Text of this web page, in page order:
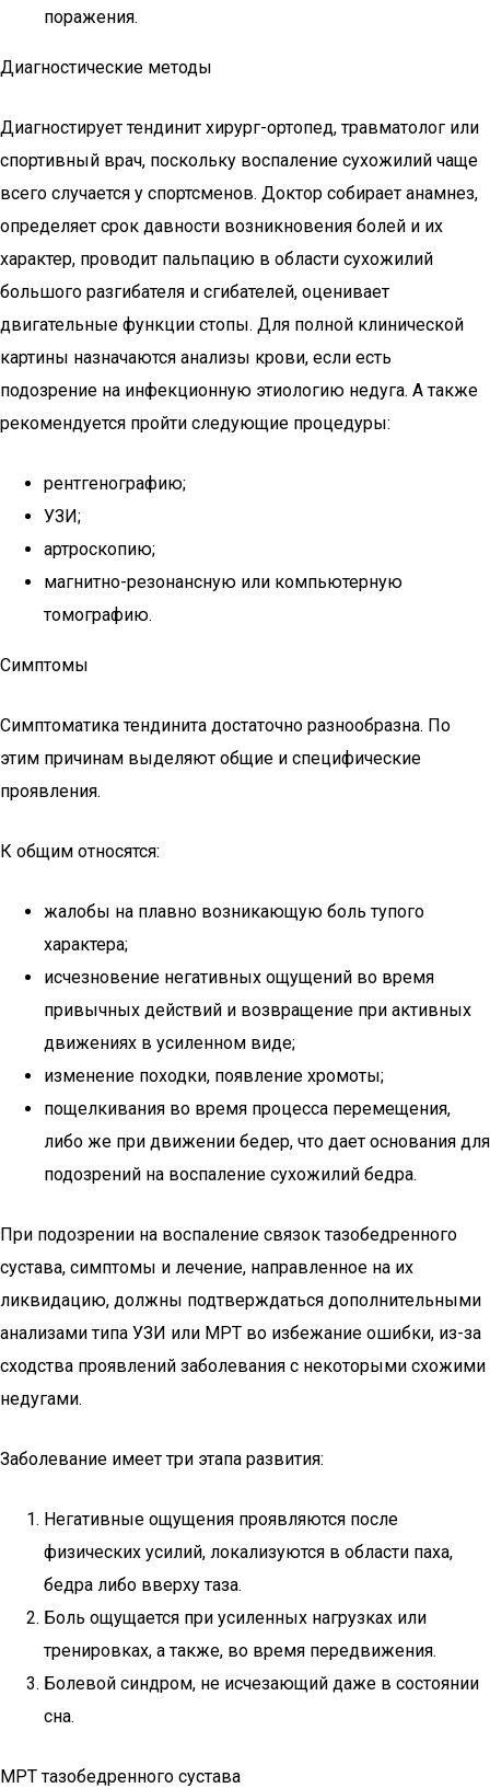
поражения.
Диагностические методы
Диагностирует тендинит хирург-ортопед, травматолог или
спортивный врач, поскольку воспаление сухожилий чаще
всего случается у спортсменов. Доктор собирает анамнез,
определяет срок давности возникновения болей и их
характер, проводит пальпацию в области сухожилий
большого разгибателя и сгибателей, оценивает
двигательные функции стопы. Для полной клинической
картины назначаются анализы крови, если есть
подозрение на инфекционную этиологию недуга. А также
рекомендуется пройти следующие процедуры:
рентгенографию;
УЗИ;
артроскопию;
магнитно-резонансную или компьютерную
томографию.
Симптомы
Симптоматика тендинита достаточно разнообразна. По
этим причинам выделяют общие и специфические
проявления.
К общим относятся:
жалобы на плавно возникающую боль тупого
характера;
исчезновение негативных ощущений во время
привычных действий и возвращение при активных
движениях в усиленном виде;
изменение походки, появление хромоты;
пощелкивания во время процесса перемещения,
либо же при движении бедер, что дает основания для
подозрений на воспаление сухожилий бедра.
При подозрении на воспаление связок тазобедренного
сустава, симптомы и лечение, направленное на их
ликвидацию, должны подтверждаться дополнительными
анализами типа УЗИ или МРТ во избежание ошибки, из-за
сходства проявлений заболевания с некоторыми схожими
недугами.
Заболевание имеет три этапа развития:
Негативные ощущения проявляются после
физических усилий, локализуются в области паха,
бедра либо вверху таза.
Боль ощущается при усиленных нагрузках или
тренировках, а также, во время передвижения.
Болевой синдром, не исчезающий даже в состоянии
сна.
МРТ тазобедренного сустава